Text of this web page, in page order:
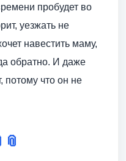
пробудет во
уезжать не
навестить маму,
обратно. И даже
потому что он не
📎